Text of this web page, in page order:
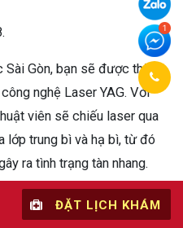
Gòn, bạn sẽ được thăm
nghệ Laser YAG. Với
viên sẽ chiếu laser qua
lớp trung bì và hạ bì, từ đó
ra tình trạng tàn nhang.
ĐẶT LỊCH KHÁM